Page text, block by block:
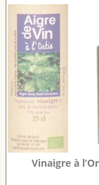
Vinaigre à